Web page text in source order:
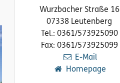
Wurzbacher Straße 16
07338 Leutenberg
Tel.: 0361/573925090
Fax: 0361/573925099
E-Mail
Homepage